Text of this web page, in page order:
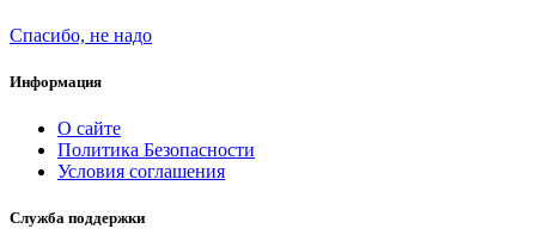
Спасибо, не надо
Информация
О сайте
Политика Безопасности
Условия соглашения
Служба поддержки